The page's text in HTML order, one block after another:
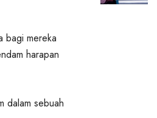
bagi mereka
harapan
dalam sebuah